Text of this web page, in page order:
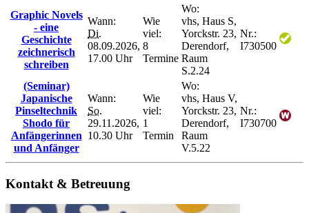
Graphic Novels
- eine
Geschichte
zeichnerisch
schreiben
Wann:
Di.
08.09.2026,
17.00 Uhr
Wie
viel:
8
Termine
Wo:
vhs, Haus S,
Yorckstr. 23,
Derendorf,
Raum
S.2.24
Nr.:
I730500
(Seminar)
Japanische
Pinseltechnik
Shodo für
Anfängerinnen
und Anfänger
Wann:
So.
29.11.2026,
10.30 Uhr
Wie
viel:
1
Termin
Wo:
vhs, Haus V,
Yorckstr. 23,
Derendorf,
Raum
V.5.22
Nr.:
I730700
Kontakt & Betreuung